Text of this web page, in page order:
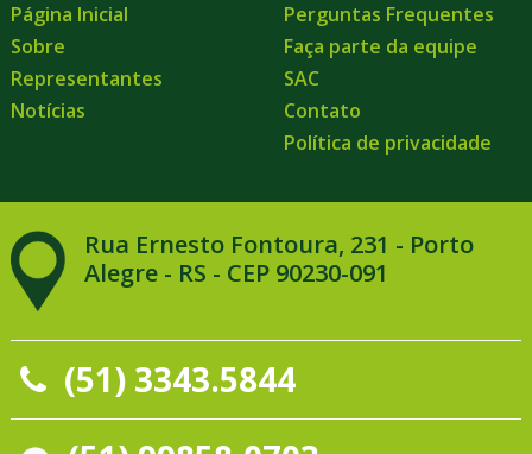
Página Inicial
Sobre
Representantes
Notícias
Perguntas Frequentes
Faça parte da equipe
SAC
Contato
Política de privacidade
Rua Ernesto Fontoura, 231 - Porto
Alegre - RS - CEP 90230-091
(51) 3343.5844